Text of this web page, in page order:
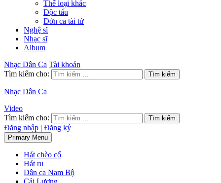
Thể loại khác
Độc tấu
Đờn ca tài tử
Nghệ sĩ
Nhạc sĩ
Album
Nhạc Dân Ca Tài khoản
Tìm kiếm cho:
Nhạc Dân Ca
Video
Tìm kiếm cho:
Đăng nhập | Đăng ký
Primary Menu
Hát chèo cổ
Hát ru
Dân ca Nam Bộ
Cải Lương